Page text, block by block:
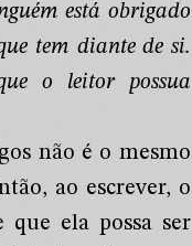
está obrigado
tem diante de si.
o leitor possua
não é o mesmo
ao escrever, o
que ela possa ser